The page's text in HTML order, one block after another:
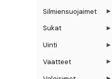
Silmiensuojaimet
Sukat
Uinti
Vaatteet